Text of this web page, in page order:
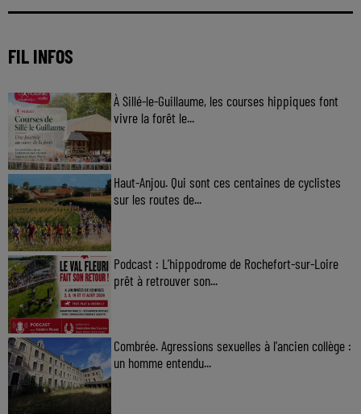
FIL INFOS
À Sillé-le-Guillaume, les courses hippiques font
vivre la forêt le...
Haut-Anjou. Qui sont ces centaines de cyclistes
sur les routes de...
Podcast : L’hippodrome de Rochefort-sur-Loire
prêt à retrouver son...
Combrée. Agressions sexuelles à l'ancien collège :
un homme entendu...